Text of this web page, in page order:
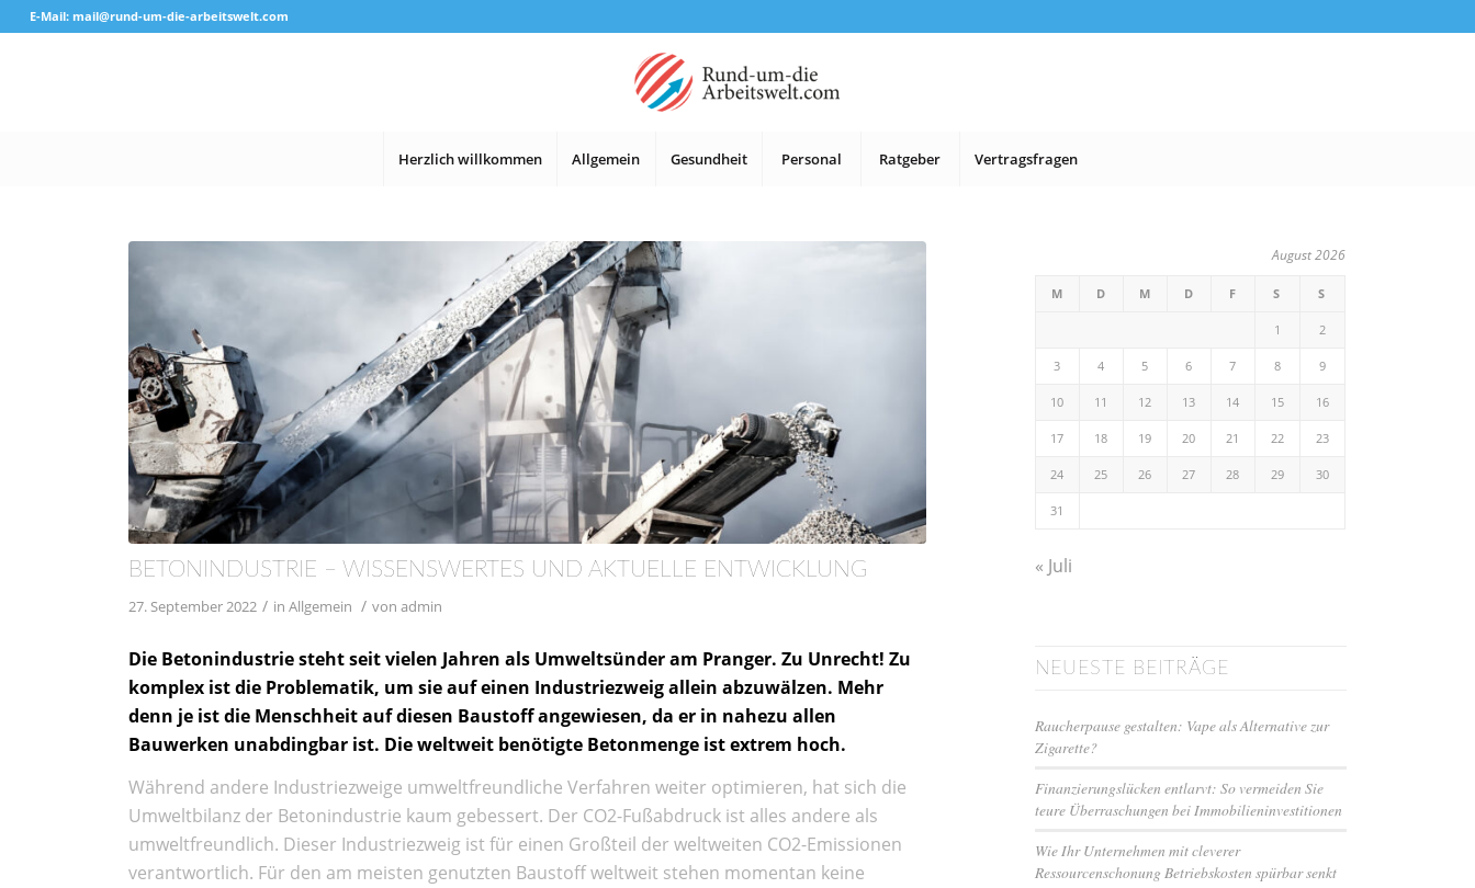
E-Mail: mail@rund-um-die-arbeitswelt.com
Herzlich willkommen Allgemein Gesundheit Personal Ratgeber Vertragsfragen
BETONINDUSTRIE – WISSENSWERTES UND AKTUELLE ENTWICKLUNG
27. September 2022 / inAllgemein / vonadmin
Die Betonindustrie steht seit vielen Jahren als Umweltsünder am Pranger. Zu Unrecht! Zu
komplex ist die Problematik, um sie auf einen Industriezweig allein abzuwälzen. Mehr
denn je ist die Menschheit auf diesen Baustoff angewiesen, da er in nahezu allen
Bauwerken unabdingbar ist. Die weltweit benötigte Betonmenge ist extrem hoch.
Während andere Industriezweige umweltfreundliche Verfahren weiter optimieren, hat sich die
Umweltbilanz der Betonindustrie kaum gebessert. Der CO2-Fußabdruck ist alles andere als
umweltfreundlich. Dieser Industriezweig ist für einen Großteil der weltweiten CO2-Emissionen
verantwortlich. Für den am meisten genutzten Baustoff weltweit stehen momentan keine
August 2026
M D M D F S S
1 2
3 4 5 6 7 8 9
10 11 12 13 14 15 16
17 18 19 20 21 22 23
24 25 26 27 28 29 30
31
« Juli
NEUESTE BEITRÄGE
Raucherpause gestalten: Vape als Alternative zur
Zigarette?
Finanzierungslücken entlarvt: So vermeiden Sie
teure Überraschungen bei Immobilieninvestitionen
Wie Ihr Unternehmen mit cleverer
Ressourcenschonung Betriebskosten spürbar senkt